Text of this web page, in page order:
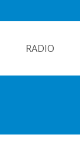
RADIO